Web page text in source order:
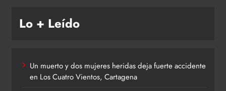
Lo + Leído
Un muerto y dos mujeres heridas deja fuerte accidente
en Los Cuatro Vientos, Cartagena